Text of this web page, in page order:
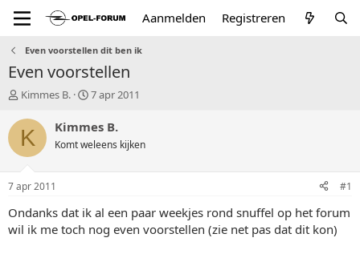
Aanmelden Registreren
Even voorstellen dit ben ik
Even voorstellen
T
p
a
r
t
e
Kimmes B.
S
a
t
u
7 apr 2011
K Kimmes B.
Komt weleens kijken
7 apr 2011 #1
Ondanks dat ik al een paar weekjes rond snuffel op het forum
wil ik me toch nog even voorstellen (zie net pas dat dit kon)